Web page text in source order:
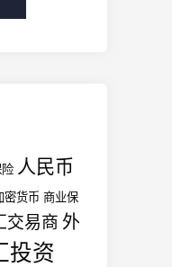
人民币
密货币 商业保
交易商 外
投资